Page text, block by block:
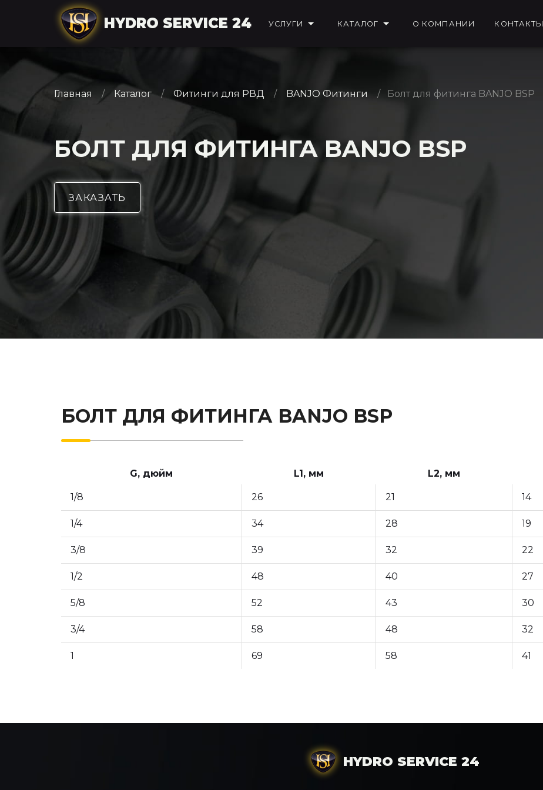
HYDRO SERVICE 24 УСЛУГИ КАТАЛОГ О КОМПАНИИ КОНТАКТЫ
Главная Каталог Фитинги для РВД BANJO Фитинги Болт для фитинга BANJO BSP
БОЛТ ДЛЯ ФИТИНГА BANJO BSP
ЗАКАЗАТЬ
БОЛТ ДЛЯ ФИТИНГА BANJO BSP
G, дюйм L1, мм L2, мм
1/8 26 21 14
1/4 34 28 19
3/8 39 32 22
1/2 48 40 27
5/8 52 43 30
3/4 58 48 32
1 69 58 41
HYDRO SERVICE 24